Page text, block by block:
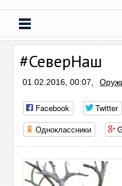
#СеверНаш
01.02.2016, 00:07,
Facebook Twitter
Одноклассники